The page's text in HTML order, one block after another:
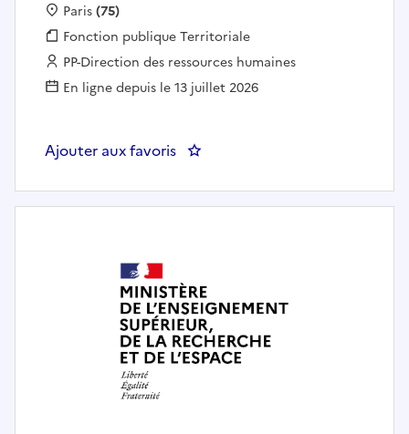
Localisation :
Paris(75)
Fonction publique :
Fonction publique Territoriale
Employeur :
PP-Direction des ressources humaines
En ligne depuis le 13 juillet 2026
Ajouter aux favoris : DELIM/PRSU/DRU/CRT/C-